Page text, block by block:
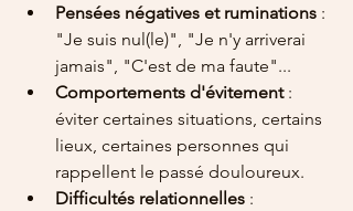
Pensées négatives et ruminations :
"Je suis nul(le)", "Je n'y arriverai
jamais", "C'est de ma faute"...
Comportements d'évitement :
éviter certaines situations, certains
lieux, certaines personnes qui
rappellent le passé douloureux.
Difficultés relationnelles :